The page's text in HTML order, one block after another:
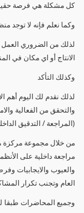
كل مشكلة هي فرصة
وكما نعلم فإنه لا توجد
لذلك من الضروري
الانتاج أو اي مكان في
وكذلك التأكد
لذلك نقدم لك اليوم
والتحقق من الفعالية
(المراجعة / التدقيق
من خلال مجموعة مركزة
مراجعة داخلية على
والعيوب والايجابيات
العام وتجنب تكرار
وجميع المحاضرات طبقا